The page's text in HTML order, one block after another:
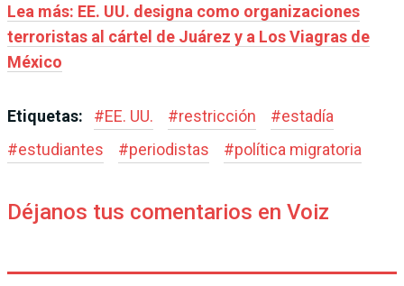
Lea más: EE. UU. designa como organizaciones
terroristas al cártel de Juárez y a Los Viagras de
México
Etiquetas: #EE. UU. #restricción #estadía
#estudiantes #periodistas #política migratoria
Déjanos tus comentarios en Voiz